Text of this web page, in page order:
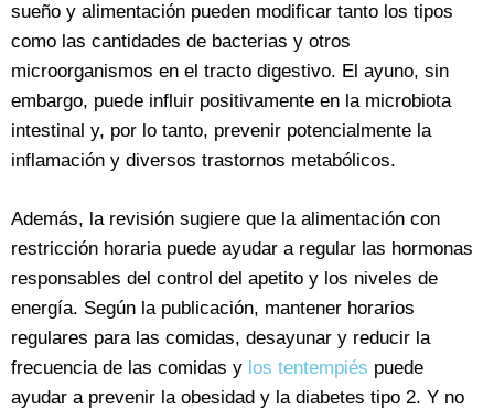
sueño y alimentación pueden modificar tanto los tipos
como las cantidades de bacterias y otros
microorganismos en el tracto digestivo. El ayuno, sin
embargo, puede influir positivamente en la microbiota
intestinal y, por lo tanto, prevenir potencialmente la
inflamación y diversos trastornos metabólicos.
Además, la revisión sugiere que la alimentación con
restricción horaria puede ayudar a regular las hormonas
responsables del control del apetito y los niveles de
energía. Según la publicación, mantener horarios
regulares para las comidas, desayunar y reducir la
frecuencia de las comidas y los tentempiés puede
ayudar a prevenir la obesidad y la diabetes tipo 2. Y no